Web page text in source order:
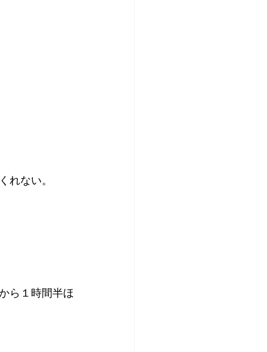
れない。
ら１時間半ほ